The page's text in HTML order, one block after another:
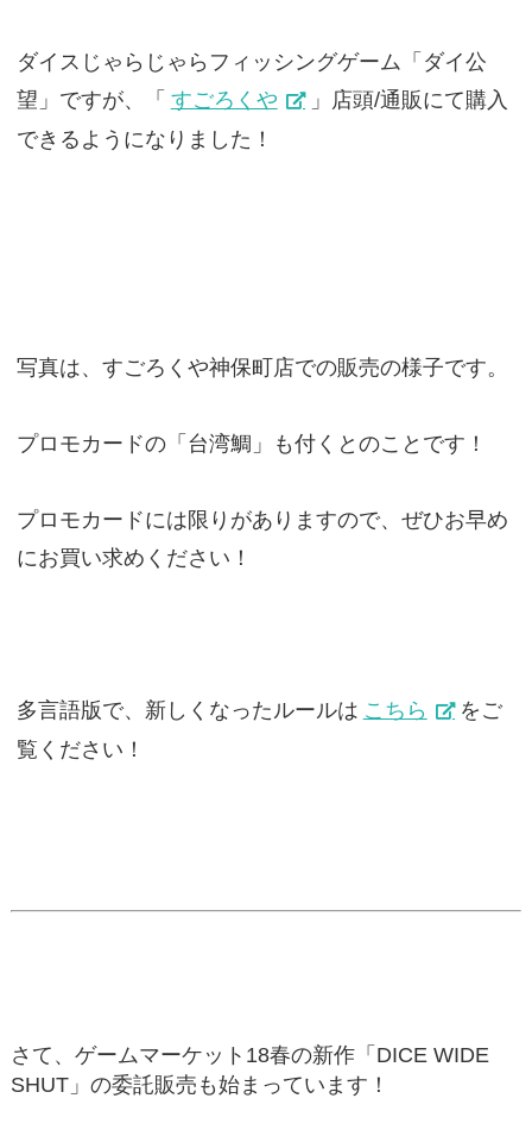
ダイスじゃらじゃらフィッシングゲーム「ダイ公
望」ですが、「 すごろくや
」店頭/通販にて購入
できるようになりました！
写真は、すごろくや神保町店での販売の様子です。
プロモカードの「台湾鯛」も付くとのことです！
プロモカードには限りがありますので、ぜひお早め
にお買い求めください！
多言語版で、新しくなったルールは こちら
をご
覧ください！
さて、ゲームマーケット18春の新作「DICE WIDE
SHUT」の委託販売も始まっています！